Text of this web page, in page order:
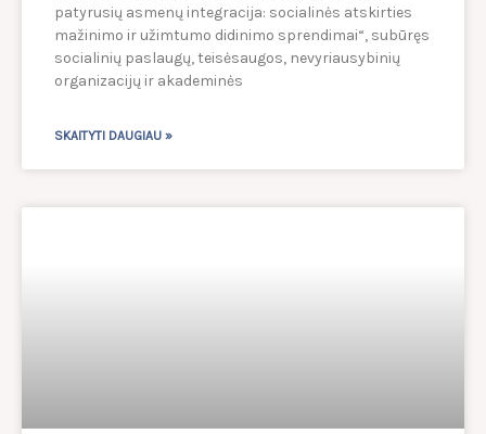
patyrusių asmenų integracija: socialinės atskirties
mažinimo ir užimtumo didinimo sprendimai“, subūręs
socialinių paslaugų, teisėsaugos, nevyriausybinių
organizacijų ir akademinės
SKAITYTI DAUGIAU »